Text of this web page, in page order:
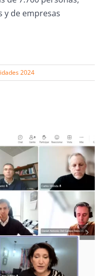
de empresas
2024